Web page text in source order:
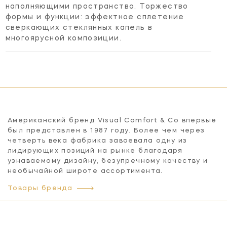
наполняющими пространство. Торжество
формы и функции: эффектное сплетение
сверкающих стеклянных капель в
многоярусной композиции.
Американский бренд Visual Comfort & Co впервые
был представлен в 1987 году. Более чем через
четверть века фабрика завоевала одну из
лидирующих позиций на рынке благодаря
узнаваемому дизайну, безупречному качеству и
необычайной широте ассортимента.
Товары бренда